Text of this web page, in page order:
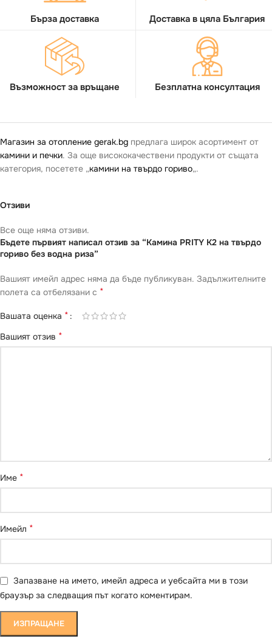
Бърза доставка Доставка в цяла България
Възможност за връщане Безплатна консултация
Магазин за отопление gerak.bg предлага широк асортимент от
камини и печки. За още висококачествени продукти от същата
категория, посетете „камини на твърдо гориво„.
Отзиви
Все още няма отзиви.
Бъдете първият написал отзив за “Камина PRITY K2 на твърдо
гориво без водна риза”
Вашият имейл адрес няма да бъде публикуван. Задължителните
полета са отбелязани с *
Вашата оценка *
Вашият отзив *
Име *
Имейл *
Запазване на името, имейл адреса и уебсайта ми в този
браузър за следващия път когато коментирам.